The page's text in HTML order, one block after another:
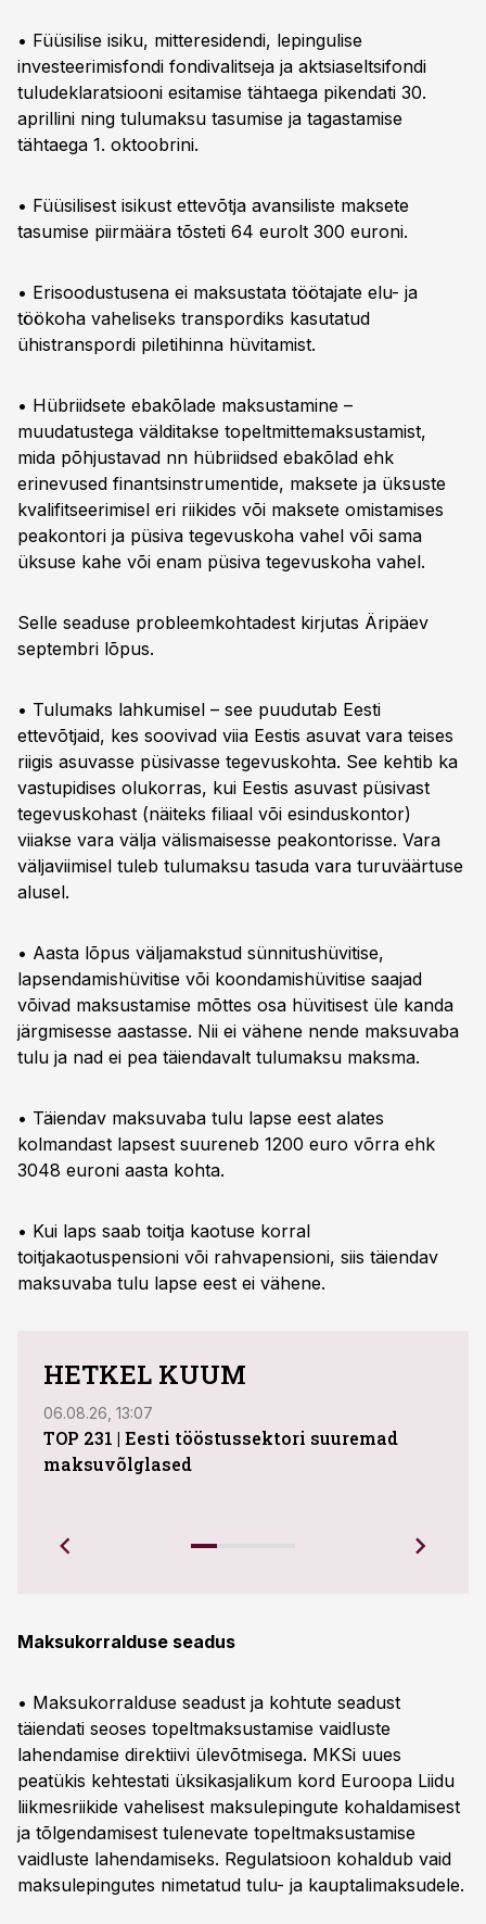
• Füüsilise isiku, mitteresidendi, lepingulise
investeerimisfondi fondivalitseja ja aktsiaseltsifondi
tuludeklaratsiooni esitamise tähtaega pikendati 30.
aprillini ning tulumaksu tasumise ja tagastamise
tähtaega 1. oktoobrini.
• Füüsilisest isikust ettevõtja avansiliste maksete
tasumise piirmäära tõsteti 64 eurolt 300 euroni.
• Erisoodustusena ei maksustata töötajate elu- ja
töökoha vaheliseks transpordiks kasutatud
ühistranspordi piletihinna hüvitamist.
• Hübriidsete ebakõlade maksustamine –
muudatustega välditakse topeltmittemaksustamist,
mida põhjustavad nn hübriidsed ebakõlad ehk
erinevused finantsinstrumentide, maksete ja üksuste
kvalifitseerimisel eri riikides või maksete omistamises
peakontori ja püsiva tegevuskoha vahel või sama
üksuse kahe või enam püsiva tegevuskoha vahel.
Selle seaduse probleemkohtadest kirjutas Äripäev
septembri lõpus.
• Tulumaks lahkumisel – see puudutab Eesti
ettevõtjaid, kes soovivad viia Eestis asuvat vara teises
riigis asuvasse püsivasse tegevuskohta. See kehtib ka
vastupidises olukorras, kui Eestis asuvast püsivast
tegevuskohast (näiteks filiaal või esinduskontor)
viiakse vara välja välismaisesse peakontorisse. Vara
väljaviimisel tuleb tulumaksu tasuda vara turuväärtuse
alusel.
• Aasta lõpus väljamakstud sünnitushüvitise,
lapsendamishüvitise või koondamishüvitise saajad
võivad maksustamise mõttes osa hüvitisest üle kanda
järgmisesse aastasse. Nii ei vähene nende maksuvaba
tulu ja nad ei pea täiendavalt tulumaksu maksma.
• Täiendav maksuvaba tulu lapse eest alates
kolmandast lapsest suureneb 1200 euro võrra ehk
3048 euroni aasta kohta.
• Kui laps saab toitja kaotuse korral
toitjakaotuspensioni või rahvapensioni, siis täiendav
maksuvaba tulu lapse eest ei vähene.
HETKEL KUUM
06.08.26, 13:07
TOP 231 | Eesti tööstussektori suuremad
maksuvõlglased
Maksukorralduse seadus
• Maksukorralduse seadust ja kohtute seadust
täiendati seoses topeltmaksustamise vaidluste
lahendamise direktiivi ülevõtmisega. MKSi uues
peatükis kehtestati üksikasjalikum kord Euroopa Liidu
liikmesriikide vahelisest maksulepingute kohaldamisest
ja tõlgendamisest tulenevate topeltmaksustamise
vaidluste lahendamiseks. Regulatsioon kohaldub vaid
maksulepingutes nimetatud tulu- ja kauptalimaksudele.